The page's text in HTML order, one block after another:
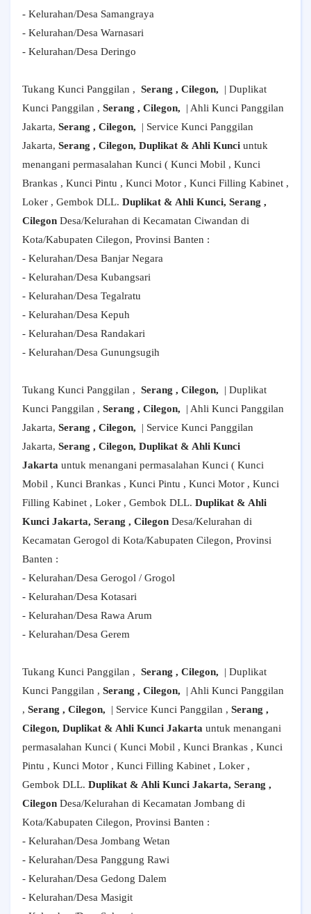
- Kelurahan/Desa Samangraya
- Kelurahan/Desa Warnasari
- Kelurahan/Desa Deringo
Tukang Kunci Panggilan , Serang , Cilegon,
| Duplikat
Kunci Panggilan , Serang , Cilegon,
| Ahli Kunci Panggilan
Jakarta, Serang , Cilegon,
| Service Kunci Panggilan
Jakarta, Serang , Cilegon, Duplikat & Ahli Kunci untuk
menangani permasalahan Kunci ( Kunci Mobil , Kunci
Brankas , Kunci Pintu , Kunci Motor , Kunci Filling Kabinet ,
Loker , Gembok DLL. Duplikat & Ahli Kunci, Serang ,
Cilegon Desa/Kelurahan di Kecamatan Ciwandan di
Kota/Kabupaten Cilegon, Provinsi Banten :
- Kelurahan/Desa Banjar Negara
- Kelurahan/Desa Kubangsari
- Kelurahan/Desa Tegalratu
- Kelurahan/Desa Kepuh
- Kelurahan/Desa Randakari
- Kelurahan/Desa Gunungsugih
Tukang Kunci Panggilan , Serang , Cilegon,
| Duplikat
Kunci Panggilan , Serang , Cilegon,
| Ahli Kunci Panggilan
Jakarta, Serang , Cilegon,
| Service Kunci Panggilan
Jakarta, Serang , Cilegon, Duplikat & Ahli Kunci
Jakarta untuk menangani permasalahan Kunci ( Kunci
Mobil , Kunci Brankas , Kunci Pintu , Kunci Motor , Kunci
Filling Kabinet , Loker , Gembok DLL. Duplikat & Ahli
Kunci Jakarta, Serang , Cilegon Desa/Kelurahan di
Kecamatan Gerogol di Kota/Kabupaten Cilegon, Provinsi
Banten :
- Kelurahan/Desa Gerogol / Grogol
- Kelurahan/Desa Kotasari
- Kelurahan/Desa Rawa Arum
- Kelurahan/Desa Gerem
Tukang Kunci Panggilan , Serang , Cilegon,
| Duplikat
Kunci Panggilan , Serang , Cilegon,
| Ahli Kunci Panggilan
, Serang , Cilegon, | Service Kunci Panggilan , Serang ,
Cilegon, Duplikat & Ahli Kunci Jakarta untuk menangani
permasalahan Kunci ( Kunci Mobil , Kunci Brankas , Kunci
Pintu , Kunci Motor , Kunci Filling Kabinet , Loker ,
Gembok DLL. Duplikat & Ahli Kunci Jakarta, Serang ,
Cilegon Desa/Kelurahan di Kecamatan Jombang di
Kota/Kabupaten Cilegon, Provinsi Banten :
- Kelurahan/Desa Jombang Wetan
- Kelurahan/Desa Panggung Rawi
- Kelurahan/Desa Gedong Dalem
- Kelurahan/Desa Masigit